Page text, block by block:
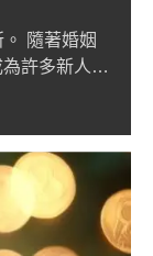
隨著婚姻
許多新人劃